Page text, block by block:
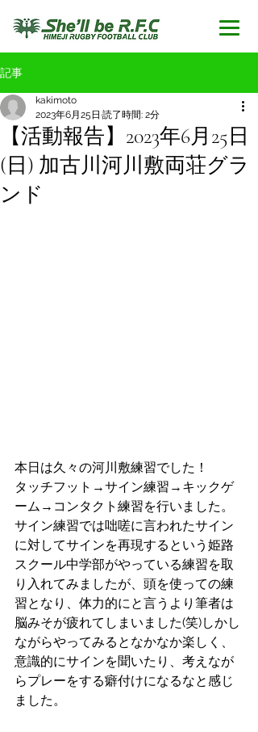
記事
【活動報告】2023年6月25日
(日) 加古川河川敷両荘グラ
ンド
kakimoto
2023年6月25日 読了時間: 2分
本日は久々の河川敷練習でした！
タッチフット→サイン練習→キックゲ
ーム→コンタクト練習を行いました。
サイン練習では咄嗟に言われたサイン
に対してサインを再現するという姫路
スクール中学部がやっている練習を取
り入れてみましたが、頭を使っての練
習となり、体力的にと言うより筆者は
脳みそが疲れてしまいました(笑)しかし
ながらやってみるとなかなか楽しく、
意識的にサインを聞いたり、考えなが
らプレーをする癖付けになるなと感じ
ました。